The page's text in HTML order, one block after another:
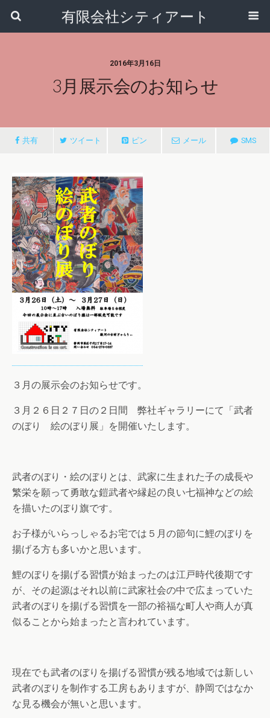
有限会社シティアート
2016年3月16日
3月展示会のお知らせ
共有 ツイート ピン メール SMS
３月の展示会のお知らせです。
３月２６日２７日の２日間 弊社ギャラリーにて「武者
のぼり 絵のぼり展」を開催いたします。
武者のぼり・絵のぼりとは、武家に生まれた子の成長や
繁栄を願って勇敢な鎧武者や縁起の良い七福神などの絵
を描いたのぼり旗です。
お子様がいらっしゃるお宅では５月の節句に鯉のぼりを
揚げる方も多いかと思います。
鯉のぼりを揚げる習慣が始まったのは江戸時代後期です
が、その起源はそれ以前に武家社会の中で広まっていた
武者のぼりを揚げる習慣を一部の裕福な町人や商人が真
似ることから始まったと言われています。
現在でも武者のぼりを揚げる習慣が残る地域では新しい
武者のぼりを制作する工房もありますが、静岡ではなか
な見る機会が無いと思います。